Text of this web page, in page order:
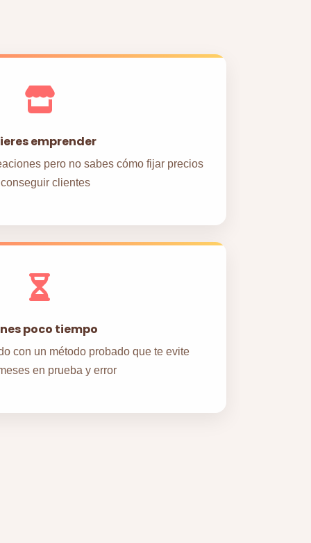
emprender
pero no sabes cómo fijar precios
clientes
poco tiempo
con un método probado que te evite
en prueba y error